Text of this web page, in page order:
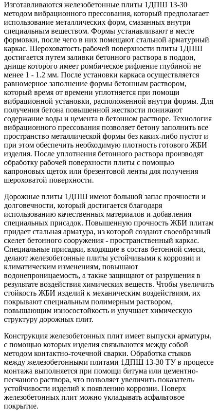
Изготавливаются железобетонные плиты 1ДПШ 13-30
методом вибрационного прессования, который предполагает
использование металлических форм, смазанных внутри
специальным веществом. Формы устанавливают в месте
формовки, после чего в них помещают стальной арматурный
каркас. Шероховатость рабочей поверхности плиты 1ДПШ
достигается путем заливки бетонного раствора в поддон,
днище которого имеет ромбическое рифление глубиной не
менее 1 - 1.2 мм. После установки каркаса осуществляется
равномерное заполнение формы бетонным раствором,
который время от времени уплотняется при помощи
вибрационной установки, расположенной внутри формы. Для
получения бетона повышенной жесткости понижают
содержание воды и цемента в бетонном растворе. Технология
вибрационного прессования позволяет бетону заполнить все
пространство металлической формы без каких-либо пустот и
при этом обеспечить необходимую плотность готового ЖБИ
изделия. После уплотнения бетонного раствора производят
обработку рабочей поверхности плиты с помощью
капроновых щеток или брезентовой ленты для получения
шероховатой поверхности.
Дорожные плиты 1ДПШ имеют большой запас прочности и
долговечности, который достигается благодаря
использованию качественных материалов и добавления
специальных присадок. Повышенную прочность ЖБИ плитам
придает стальная арматура, из которой создают своеобразный
скелет бетонного сооружения - пространственный каркас.
Специальные присадки, входящие в состав бетонной смеси,
делают железобетонные плиты устойчивыми к коррозии и
климатическим изменениям, повышают
водонепроницаемость, а также защищают от разрушения в
результате воздействия химических веществ. Чтобы увеличить
стойкость ЖБИ изделий к механическим воздействиям, их
покрывают специальным полимерным раствором,
повышающим износостойкость и улучшает химическую
структуру дорожных плит.
Конструкция железобетонных плит имеет выпуски арматуры,
с помощью которых изделия связываются между собой
методом контактно-точечной сварки. Обработка стыков
между железобетонными плитами 1ДПШ 13-30 ТУ в процессе
монтажа выполняется при помощи битума или цементно-
песчаного раствора, что позволяет увеличить показатель
устойчивости изделий к появлению коррозии. Поверх
железобетонных плит можно укладывать асфальтовое
покрытие.